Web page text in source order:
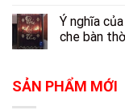
Ý nghĩa
che bàn
SẢN PHẨM MỚI